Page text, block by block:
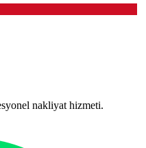
nakliyat hizmeti.